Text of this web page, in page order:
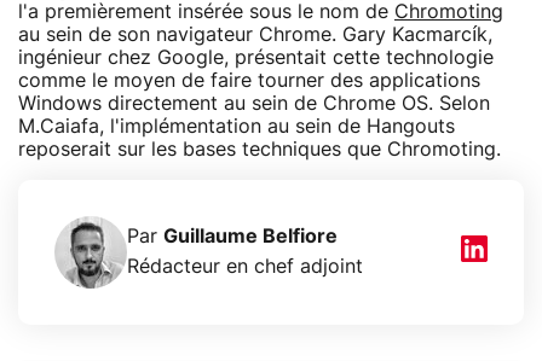
l'a premièrement insérée sous le nom de Chromoting
au sein de son navigateur Chrome. Gary Kacmarcík,
ingénieur chez Google, présentait cette technologie
comme le moyen de faire tourner des applications
Windows directement au sein de Chrome OS. Selon
M.Caiafa, l'implémentation au sein de Hangouts
reposerait sur les bases techniques que Chromoting.
Par Guillaume Belfiore
Rédacteur en chef adjoint